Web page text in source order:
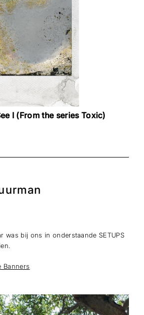
I (From the series Toxic)
was bij ons in onderstaande SETUPS
Banners
blijven dan kunt u zich hier